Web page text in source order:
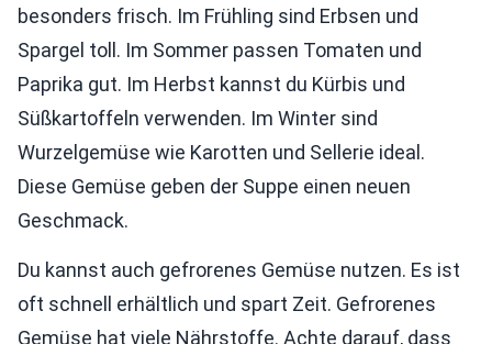
besonders frisch. Im Frühling sind Erbsen und
Spargel toll. Im Sommer passen Tomaten und
Paprika gut. Im Herbst kannst du Kürbis und
Süßkartoffeln verwenden. Im Winter sind
Wurzelgemüse wie Karotten und Sellerie ideal.
Diese Gemüse geben der Suppe einen neuen
Geschmack.
Du kannst auch gefrorenes Gemüse nutzen. Es ist
oft schnell erhältlich und spart Zeit. Gefrorenes
Gemüse hat viele Nährstoffe. Achte darauf, dass